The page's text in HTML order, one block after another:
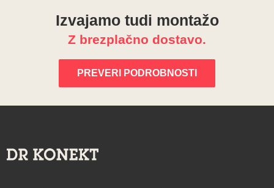
Izvajamo tudi montažo
Z brezplačno dostavo.
PREVERI PODROBNOSTI